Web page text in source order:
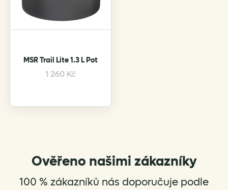
MSR Trail Lite 1.3 L Pot
1 260 Kč
Ověřeno našimi zákazníky
100 % zákazníků nás doporučuje podle